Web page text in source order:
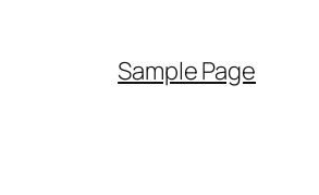
Sample Page